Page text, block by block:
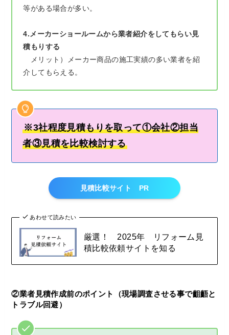
等がある場合が多い。
4.メーカーショールームから業者紹介をしてもらい見
積もりする
メリット）メーカー商品の施工実績の多い業者を紹
介してもらえる。
※3社程度見積もりを取って①会社②担当
者③見積を比較検討する
見積比較サイト PR
あわせて読みたい
厳選！ 2025年 リフォーム見
積比較依頼サイトを知る
②業者見積作成前のポイント（現場調査させる事で齟齬と
トラブル回避）